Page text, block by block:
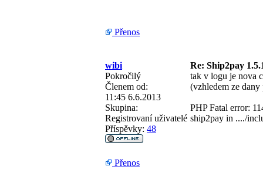
Přenos
wibi
Re: Ship2pay
Pokročilý
Členem od:
11:45 6.6.2013
Skupina:
Registrovaní uživatelé
Příspěvky: 48
tak v logu je nova
(vzhledem ze
PHP Fatal error:
ship2pay in ..../
Přenos